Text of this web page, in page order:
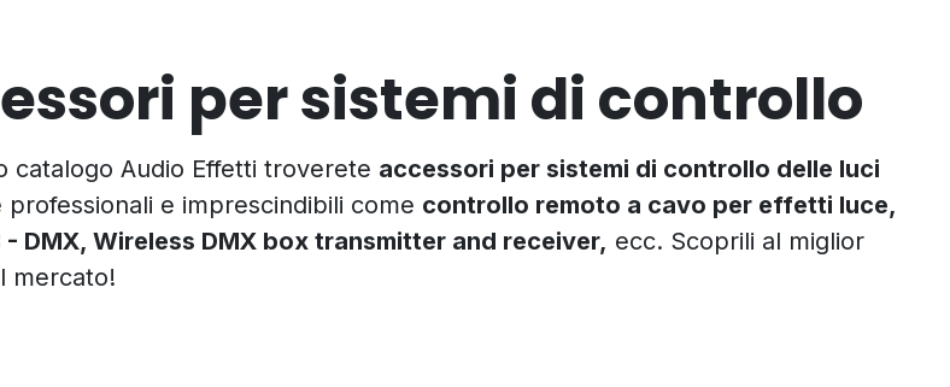
per sistemi di controllo
catalogo Audio Effetti troverete accessori per sistemi di controllo delle luci
professionali e imprescindibili come controllo remoto a cavo per effetti luce,
- DMX, Wireless DMX box transmitter and receiver, ecc. Scoprili al miglior
mercato!